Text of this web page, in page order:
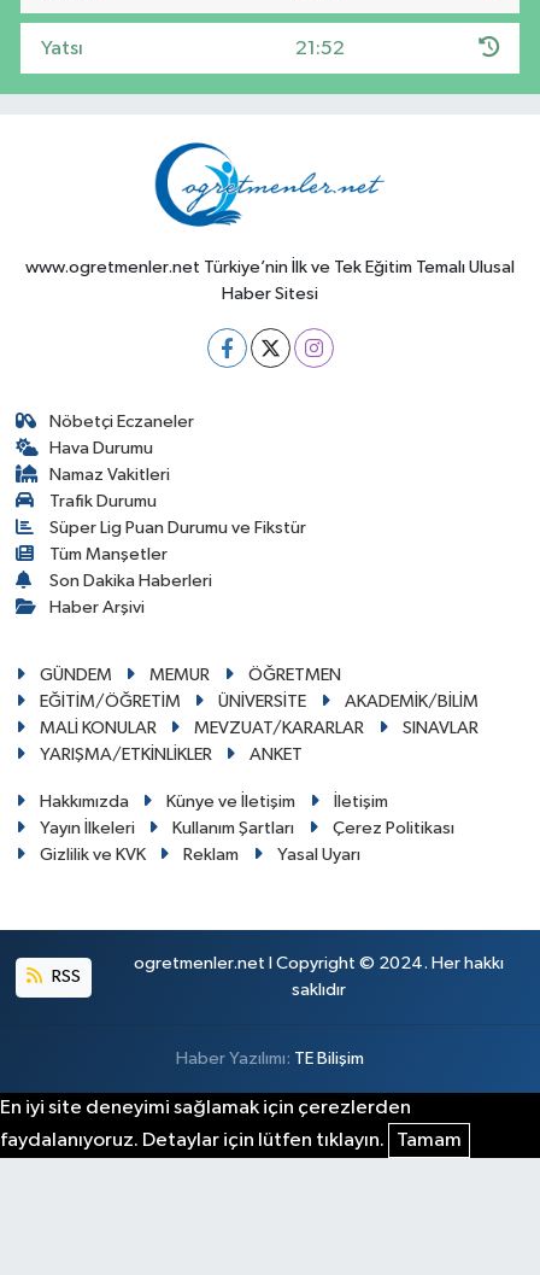
Yatsı 21:52
www.ogretmenler.net Türkiye’nin İlk ve Tek Eğitim Temalı Ulusal
Haber Sitesi
Nöbetçi Eczaneler
Hava Durumu
Namaz Vakitleri
Trafik Durumu
Süper Lig Puan Durumu ve Fikstür
Tüm Manşetler
Son Dakika Haberleri
Haber Arşivi
GÜNDEM MEMUR
ÖĞRETMEN
EĞİTİM/ÖĞRETİM
ÜNİVERSİTE
AKADEMİK/BİLİM
MALİ KONULAR
MEVZUAT/KARARLAR
SINAVLAR
YARIŞMA/ETKİNLİKLER
ANKET
Hakkımızda Künye ve İletişim
İletişim
Yayın İlkeleri
Kullanım Şartları
Çerez Politikası
Gizlilik ve KVK
Reklam Yasal Uyarı
RSS
ogretmenler.net I Copyright © 2024. Her hakkı
saklıdır
Haber Yazılımı: TE Bilişim
En iyi site deneyimi sağlamak için çerezlerden
faydalanıyoruz. Detaylar için lütfen tıklayın.
Tamam